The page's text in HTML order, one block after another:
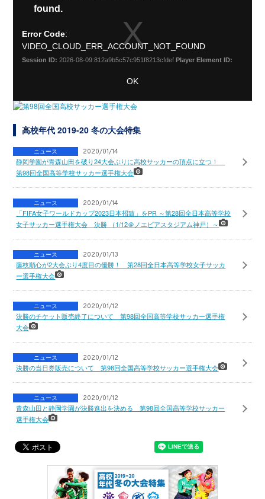
window.
found.
Error Code:
VIDEO_CLOUD_ERR_ACCOUNT_NOT_FOUND
Session ID: 2026-08-09:812a9b5c57c951f8213cfdefPlayer Element ID:
OK
高校年代 2019-20 冬の大会特集
ニュース 2020/01/14
静岡学園が青森山田を破り24大会ぶりに高校サッカーの頂点に立つ！
第98回全国高等学校サッカー選手権大会
ニュース 2020/01/14
「FIFA女子ワールドカップ2023日本招致」をPR ～第28回全日本高等学校
女子サッカー選手権大会 決勝 （1/12＠ノエビアスタジアム神戸）～
ニュース 2020/01/13
藤枝順心が2大会ぶり4度目の優勝！ 第28回全日本高等学校女子サッカ
ー選手権大会
ニュース 2020/01/12
決勝のチケット販売終了について 第98回全国高等学校サッカー選手権
大会
ニュース 2020/01/12
決勝の当日券販売について 第98回全国高等学校サッカー選手権大会
ニュース 2020/01/12
青森山田と静岡学園が決勝進出を決める 第98回全国高等学校サッカー
選手権大会